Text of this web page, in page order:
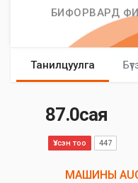
БИФОРВАРД
Танилцуулга
87.0сая
Үзсэн тоо 447
МАШИНЫ